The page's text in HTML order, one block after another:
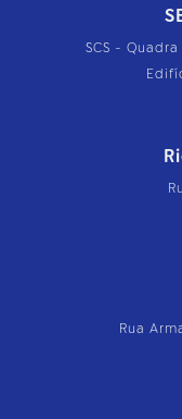
SCS -
Rua